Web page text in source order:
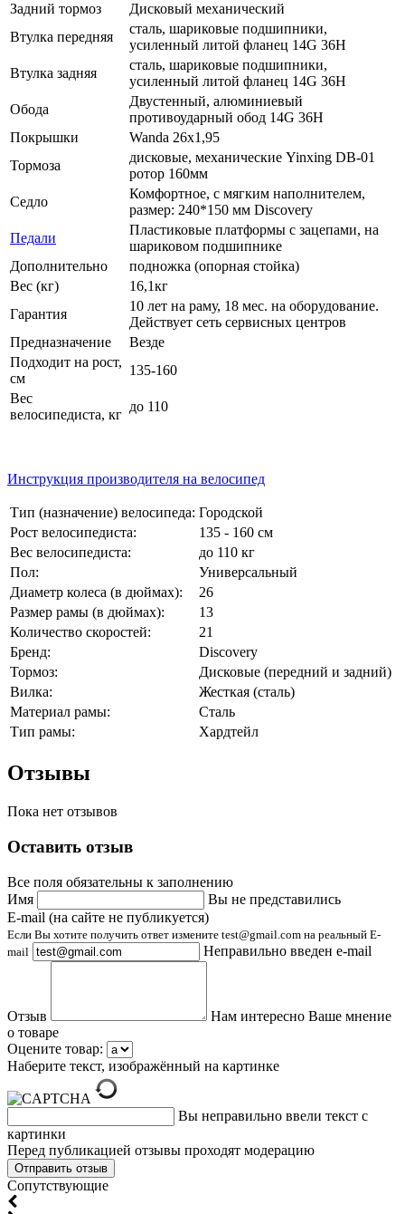
Задний тормоз
Дисковый механический
Втулка передняя
сталь, шариковые подшипники,
усиленный литой фланец 14G 36H
Втулка задняя
сталь, шариковые подшипники,
усиленный литой фланец 14G 36H
Обода
Двустенный, алюминиевый
противоударный обод 14G 36H
Покрышки
Wanda 26x1,95
Тормоза
дисковые, механические Yinxing DB-01
ротор 160мм
Седло
Комфортное, с мягким наполнителем,
размер: 240*150 мм Discovery
Педали
Пластиковые платформы с зацепами, на
шариковом подшипнике
Дополнительно
подножка (опорная стойка)
Вес (кг)
16,1кг
Гарантия
10 лет на раму, 18 мес. на оборудование.
Действует сеть сервисных центров
Предназначение
Везде
Подходит на рост,
см
135-160
Вес
велосипедиста, кг
до 110
Инструкция производителя на велосипед
Тип (назначение) велосипеда: Городской
Рост велосипедиста:
135 - 160 см
Вес велосипедиста:
до 110 кг
Пол:
Универсальный
Диаметр колеса (в дюймах):
26
Размер рамы (в дюймах):
13
Количество скоростей:
21
Бренд:
Discovery
Тормоз:
Дисковые (передний и задний)
Вилка:
Жесткая (сталь)
Материал рамы:
Сталь
Тип рамы:
Хардтейл
Отзывы
Пока нет отзывов
Оставить отзыв
Все поля обязательны к заполнению
Имя
Вы не представились
E-mail (на сайте не публикуется)
Если Вы хотите получить ответ измените test@gmail.com на реальный E-
mail
Неправильно введен e-mail
Отзыв
Нам интересно Ваше мнение
о товаре
Оцените товар:
Наберите текст, изображённый на картинке
Вы неправильно ввели текст с
картинки
Перед публикацией отзывы проходят модерацию
Cопутствующие